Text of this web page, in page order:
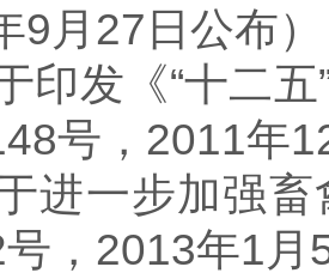
9月27日公布）
发《“十二五”
号，2011年
一步加强畜
号，2013年1